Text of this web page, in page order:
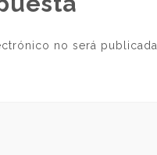
no será publicada.